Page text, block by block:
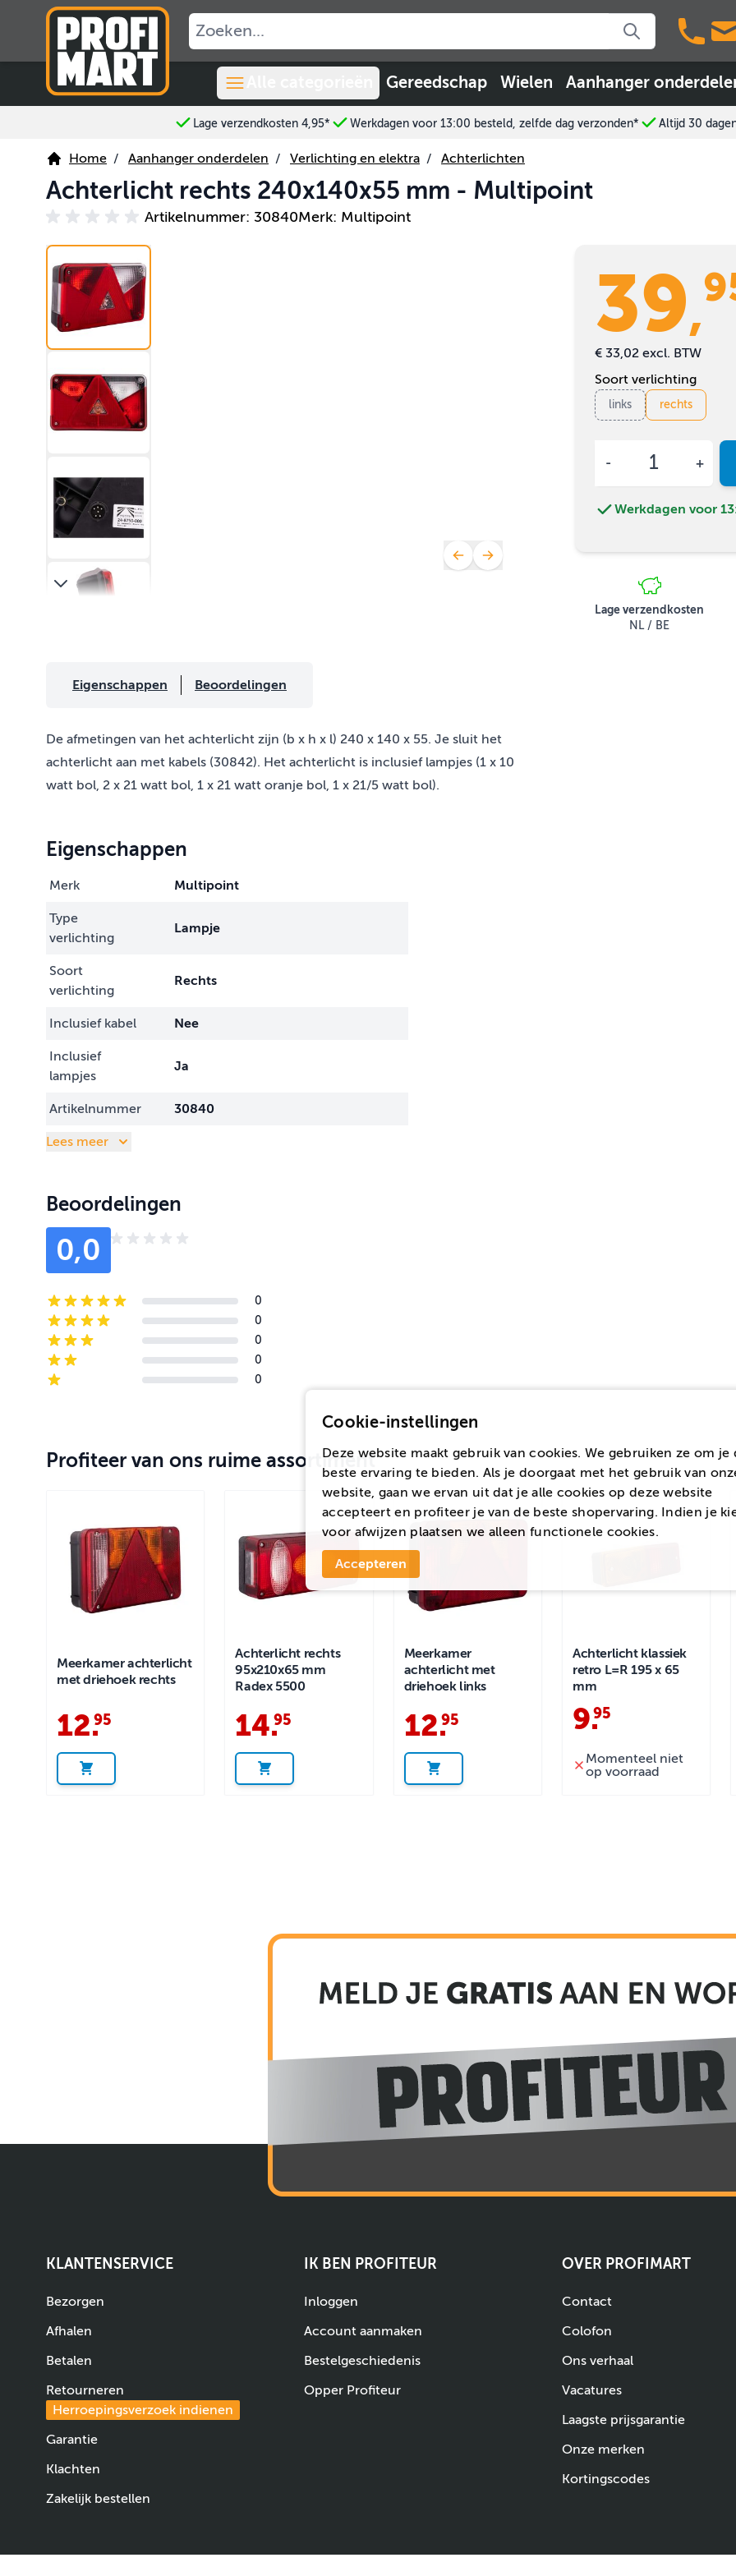
Ga naar de inhoud
Gereedschap Wielen Aanhanger
Lage verzendkosten 4,95* Werkdagen voor 13:00 besteld, zelfde dag verzonden* Altijd 30
Home / Aanhanger onderdelen / Verlichting en elektra / Achterlichten
Achterlicht rechts 240x140x55 mm - Multipoint
Artikelnummer: 30840Merk: Multipoint
39,
€ 33,02 excl. BTW
Soort verlichting
links rechts
Werkdagen voor
Lage verzendkosten
NL / BE
Eigenschappen Beoordelingen
De afmetingen van het achterlicht zijn (b x h x l) 240 x 140 x 55. Je sluit het
achterlicht aan met kabels (30842). Het achterlicht is inclusief lampjes (1 x 10
watt bol, 2 x 21 watt bol, 1 x 21 watt oranje bol, 1 x 21/5 watt bol).
Eigenschappen
Merk Multipoint
Type
verlichting
Lampje
Soort
verlichting
Rechts
Inclusief kabel Nee
Inclusief
lampjes
Ja
Artikelnummer 30840
Lees meer
Beoordelingen
0,0
5-star reviews
0
4-star reviews
0
3-star reviews
0
2-star reviews
0
1-star reviews
0
Profiteer van ons ruime assortiment
Meerkamer achterlicht
met driehoek rechts
12.
95
Achterlicht rechts
95x210x65 mm
Radex 5500
14.
95
Meerkamer
achterlicht met
driehoek links
12.
95
Achterlicht klassiek
retro L=R 195 x 65
mm
9.
95
Momenteel niet
op voorraad
KLANTENSERVICE
Bezorgen
Afhalen
Betalen
Retourneren
Herroepingsverzoek indienen
Garantie
Klachten
Zakelijk bestellen
IK BEN PROFITEUR
Inloggen
Account aanmaken
Bestelgeschiedenis
Opper Profiteur
OVER PROFIMART
Contact
Colofon
Ons verhaal
Vacatures
Laagste prijsgarantie
Onze merken
Kortingscodes
Cookie-instellingen
Deze website maakt gebruik van cookies. We gebruiken ze om je
beste ervaring te bieden. Als je doorgaat met het gebruik van
website, gaan we ervan uit dat je alle cookies op deze website
accepteert en profiteer je van de beste shopervaring. Indien je
voor afwijzen plaatsen we alleen functionele cookies.
Accepteren